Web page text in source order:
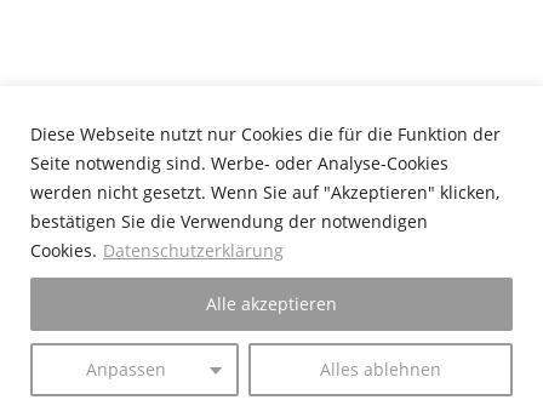
Diese Webseite nutzt nur Cookies die für die Funktion der
Seite notwendig sind. Werbe- oder Analyse-Cookies
werden nicht gesetzt. Wenn Sie auf "Akzeptieren" klicken,
bestätigen Sie die Verwendung der notwendigen
Cookies. Datenschutzerklärung
Anpassen Alles ablehnen
Alle akzeptieren